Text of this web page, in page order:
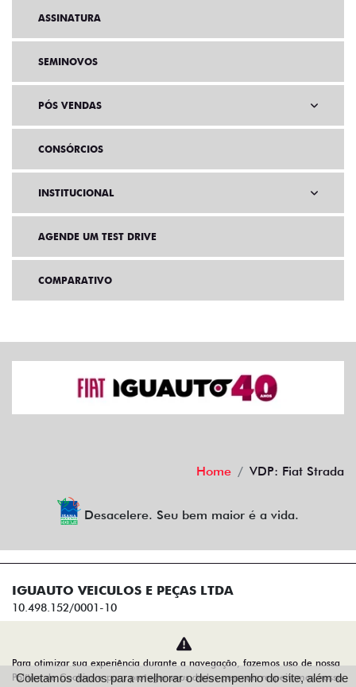
ASSINATURA
SEMINOVOS
PÓS VENDAS
CONSÓRCIOS
INSTITUCIONAL
AGENDE UM TEST DRIVE
COMPARATIVO
Home VDP: Fiat Strada
Desacelere. Seu bem maior é a vida.
IGUAUTO VEICULOS E PEÇAS LTDA
10.498.152/0001-10
Desenvolvido pela DEALERSPACE ® Direitos Reservados.
Para otimizar sua experiência durante a navegação, fazemos uso de nossa
Política de Cookies e para proteger seus dados pessoais respeitamos nossa
Coletamos dados para melhorar o desempenho do site, além de